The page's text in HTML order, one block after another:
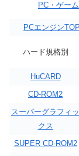
PC・ゲー
PCエンジンTOP
ハード規格別
HuCARD
CD-ROM2
スーパーグラフィッ
クス
SUPER CD-ROM2